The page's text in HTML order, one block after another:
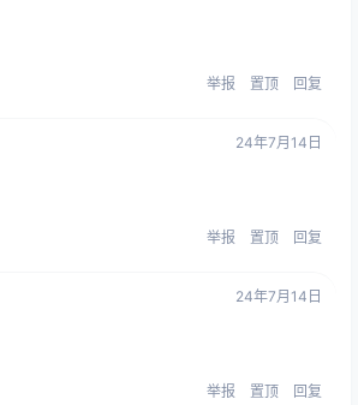
举报 置顶 回复
24年7月14日
举报 置顶 回复
24年7月14日
举报 置顶 回复